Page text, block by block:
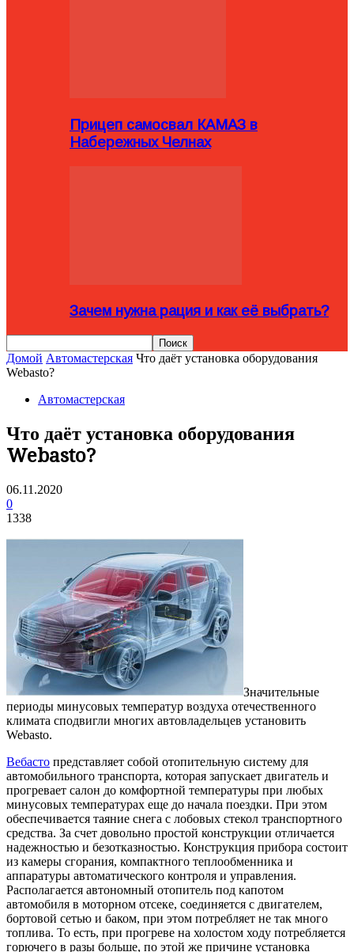
Прицеп самосвал КАМАЗ в
Набережных Челнах
Зачем нужна рация и как её выбрать?
Домой Автомастерская Что даёт установка оборудования
Webasto?
Автомастерская
Что даёт установка оборудования
Webasto?
06.11.2020
0
1338
Значительные
периоды минусовых температур воздуха отечественного
климата сподвигли многих автовладельцев установить
Webasto.
Вебасто представляет собой отопительную систему для
автомобильного транспорта, которая запускает двигатель и
прогревает салон до комфортной температуры при любых
минусовых температурах еще до начала поездки. При этом
обеспечивается таяние снега с лобовых стекол транспортного
средства. За счет довольно простой конструкции отличается
надежностью и безотказностью. Конструкция прибора состоит
из камеры сгорания, компактного теплообменника и
аппаратуры автоматического контроля и управления.
Располагается автономный отопитель под капотом
автомобиля в моторном отсеке, соединяется с двигателем,
бортовой сетью и баком, при этом потребляет не так много
топлива. То есть, при прогреве на холостом ходу потребляется
горючего в разы больше, по этой же причине установка